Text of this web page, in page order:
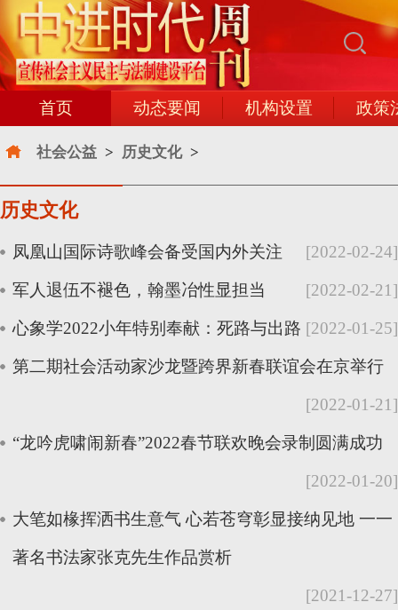
首页 动态要闻 机构设置 政策
社会公益 > 历史文化 >
历史文化
凤凰山国际诗歌峰会备受国内外关注 [2022-02-24]
军人退伍不褪色，翰墨冶性显担当 [2022-02-21]
心象学2022小年特别奉献：死路与出路 [2022-01-25]
第二期社会活动家沙龙暨跨界新春联谊会在京举行
[2022-01-21]
“龙吟虎啸闹新春”2022春节联欢晚会录制圆满成功
[2022-01-20]
大笔如椽挥洒书生意气 心若苍穹彰显接纳见地 一一
著名书法家张克先生作品赏析
[2021-12-27]